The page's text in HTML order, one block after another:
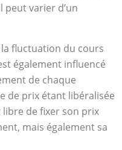
peut varier d’un
fluctuation du cours
également influencé
de chaque
de prix étant libéralisée
libre de fixer son prix
mais également sa